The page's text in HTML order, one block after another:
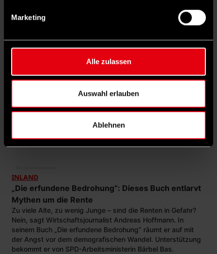
Marketing
Alle zulassen
Auswahl erlauben
Ablehnen
INLAND
„Die erfundene Bedrohung“: Dieses Buch entlarvt
Mythen um die Rente
Zu viele Alte, zu wenig Junge – sind die Renten in Gefahr?
Nein, sagt Wirtschaftsjournalist Andreas Hoffmann. In
seinem Buch „Die erfundene Bedrohung“ räumt er auf mit
der Angst vor dem demografischen Wandel. Unterstützung
bekommt er von SPD-Arbeitsministerin Bärbel Bas.